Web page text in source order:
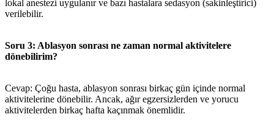
lokal anestezi uygulanır ve bazı hastalara sedasyon (sakinleştirici)
verilebilir.
Soru 3: Ablasyon sonrası ne zaman normal aktivitelere
dönebilirim?
Cevap: Çoğu hasta, ablasyon sonrası birkaç gün içinde normal
aktivitelerine dönebilir. Ancak, ağır egzersizlerden ve yorucu
aktivitelerden birkaç hafta kaçınmak önemlidir.